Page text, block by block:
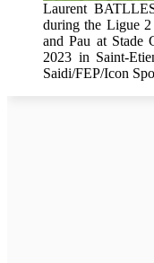
Laurent
during the Ligue
and Pau at Stade
2023 in Saint-
Saidi/FEP/Icon